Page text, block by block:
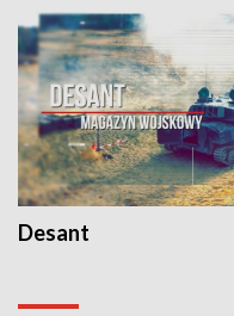
Desant